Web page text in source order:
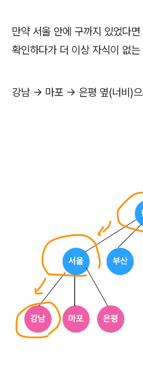
만약 서울 안에 구까지 있었다
확인하다가 더 이상 자식이 없는
강남 -> 마포 -> 은평 옆(너비)